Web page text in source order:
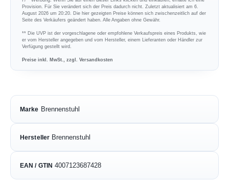
Provision. Für Sie verändert sich der Preis dadurch nicht. Zuletzt aktualisiert am 6.
August 2026 um 20:20. Die hier gezeigten Preise können sich zwischenzeitlich auf der
Seite des Verkäufers geändert haben. Alle Angaben ohne Gewähr.
** Die UVP ist der vorgeschlagene oder empfohlene Verkaufspreis eines Produkts, wie
er vom Hersteller angegeben und vom Hersteller, einem Lieferanten oder Händler zur
Verfügung gestellt wird.
Preise inkl. MwSt., zzgl. Versandkosten
Marke Brennenstuhl
Hersteller Brennenstuhl
EAN / GTIN 4007123687428